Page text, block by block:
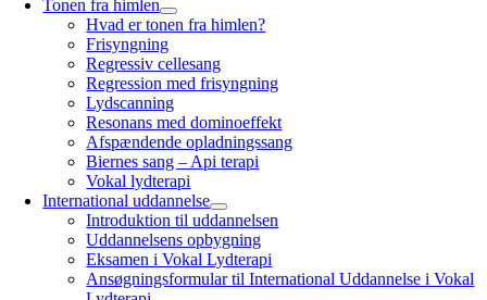
Tonen fra himlen
Hvad er tonen fra himlen?
Frisyngning
Regressiv cellesang
Regression med frisyngning
Lydscanning
Resonans med dominoeffekt
Afspændende opladningssang
Biernes sang – Api terapi
Vokal lydterapi
International uddannelse
Introduktion til uddannelsen
Uddannelsens opbygning
Eksamen i Vokal Lydterapi
Ansøgningsformular til International Uddannelse i Vokal